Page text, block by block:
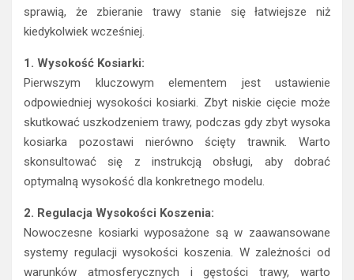
sprawią, że zbieranie trawy stanie się łatwiejsze niż
kiedykolwiek wcześniej.
1. Wysokość Kosiarki:
Pierwszym kluczowym elementem jest ustawienie
odpowiedniej wysokości kosiarki. Zbyt niskie cięcie może
skutkować uszkodzeniem trawy, podczas gdy zbyt wysoka
kosiarka pozostawi nierówno ścięty trawnik. Warto
skonsultować się z instrukcją obsługi, aby dobrać
optymalną wysokość dla konkretnego modelu.
2. Regulacja Wysokości Koszenia:
Nowoczesne kosiarki wyposażone są w zaawansowane
systemy regulacji wysokości koszenia. W zależności od
warunków atmosferycznych i gęstości trawy, warto